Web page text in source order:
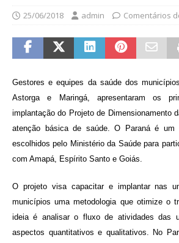
25/06/2018 admin Comentários
Gestores e equipes da saúde dos
Astorga e Maringá, apresentaram os
implantação do Projeto de Dimensionamento
atenção básica de saúde. O Paraná é um
escolhidos pelo Ministério da Saúde para
com Amapá, Espírito Santo e Goiás.
O projeto visa capacitar e implantar nas
municípios uma metodologia que otimize o
ideia é analisar o fluxo de atividades das
aspectos quantitativos e qualitativos. No